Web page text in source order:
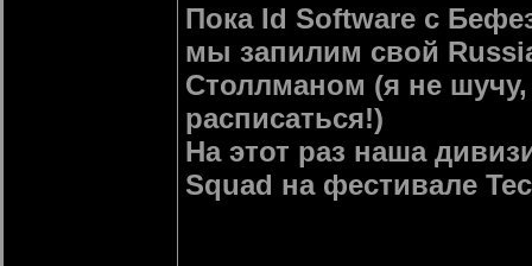
Пока Id Software с
мы запилим свой
Столлманом (я не шучу,
расписаться!)
На этот раз наша
Squad на фестивале